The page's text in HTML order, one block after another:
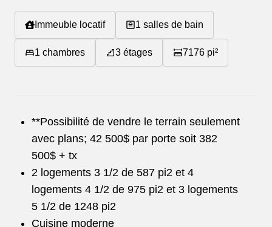
Immeuble locatif 1 salles de bain
1 chambres 3 étages 7176 pi²
**Possibilité de vendre le terrain seulement
avec plans; 42 500$ par porte soit 382
500$ + tx
2 logements 3 1/2 de 587 pi2 et 4
logements 4 1/2 de 975 pi2 et 3 logements
5 1/2 de 1248 pi2
Cuisine moderne